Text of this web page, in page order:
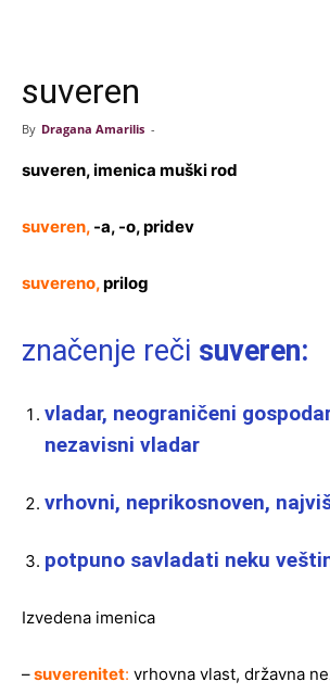
suveren
By Dragana Amarilis -
suveren, imenica muški rod
suveren, -a, -o, pridev
suvereno,prilog
značenje reči suveren:
vladar, neograničeni
nezavisni vladar
vrhovni, neprikosnoven,
potpuno savladati neku
Izvedena imenica
–suverenitet: vrhovna vlast, državna